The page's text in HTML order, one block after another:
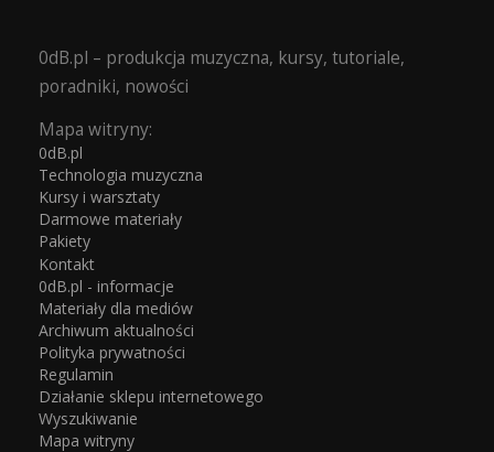
0dB.pl – produkcja muzyczna, kursy, tutoriale,
poradniki, nowości
Mapa witryny:
0dB.pl
Technologia muzyczna
Kursy i warsztaty
Darmowe materiały
Pakiety
Kontakt
0dB.pl - informacje
Materiały dla mediów
Archiwum aktualności
Polityka prywatności
Regulamin
Działanie sklepu internetowego
Wyszukiwanie
Mapa witryny